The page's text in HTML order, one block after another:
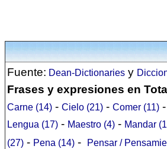
Fuente: Dean-Dictionaries y
Frases y expresiones en
Carne (14) - Cielo (21) - Comer (11) -
Lengua (17) - Maestro (4) - Mandar
(27) - Pena (14) - Pensar /